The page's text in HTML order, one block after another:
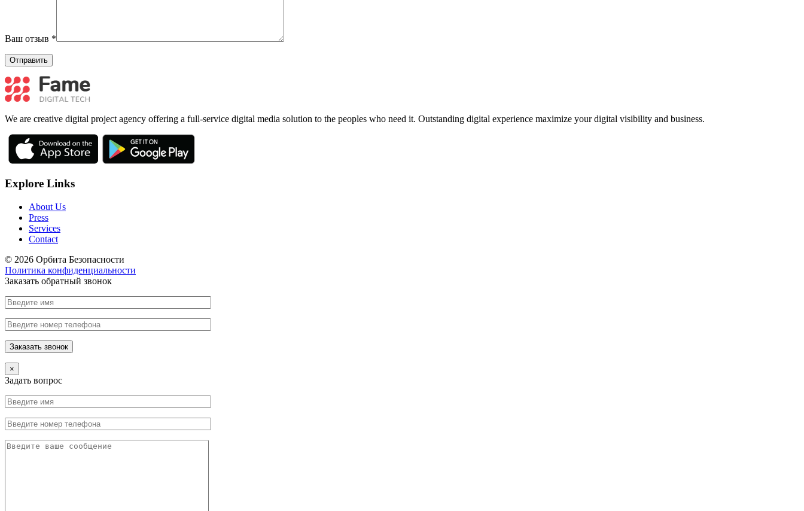
Ваш отзыв *
We are creative digital project agency offering a full-service digital media solution to the peoples who need it. Outstanding digital experience maximize your digital visibility and business.
Explore Links
About Us
Press
Services
Contact
© 2026 Орбита Безопасности
Политика конфиденциальности
Заказать обратный звонок
×
Задать вопрос